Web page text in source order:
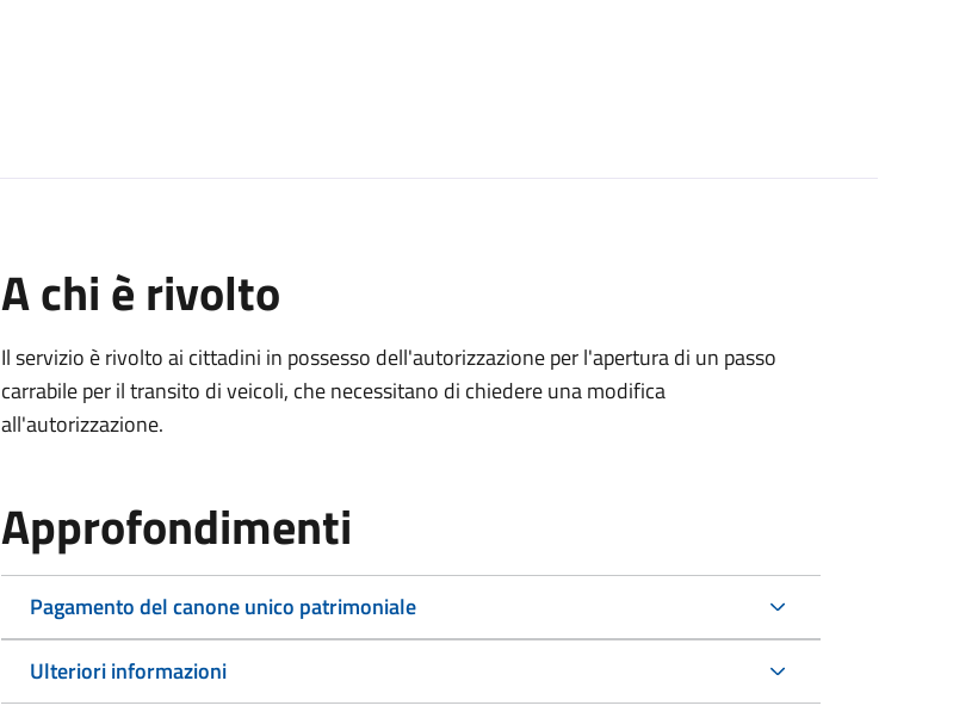
A chi è rivolto
Il servizio è rivolto ai cittadini in possesso dell'autorizzazione per l'apertura di un passo
carrabile per il transito di veicoli, che necessitano di chiedere una modifica
all'autorizzazione.
Approfondimenti
Pagamento del canone unico patrimoniale
Ulteriori informazioni